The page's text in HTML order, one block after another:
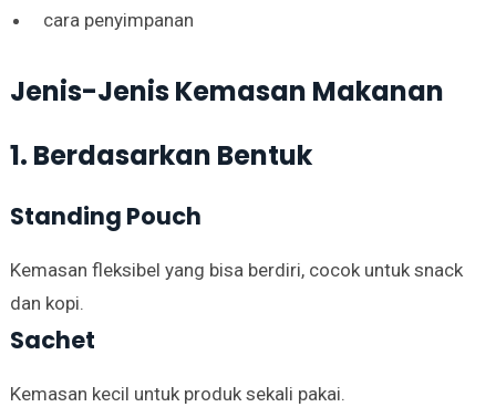
cara penyimpanan
Jenis-Jenis Kemasan Makanan
1. Berdasarkan Bentuk
Standing Pouch
Kemasan fleksibel yang bisa berdiri, cocok untuk snack
dan kopi.
Sachet
Kemasan kecil untuk produk sekali pakai.